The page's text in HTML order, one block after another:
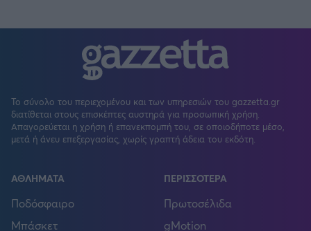
Το σύνολο του περιεχομένου και των υπηρεσιών του gazzetta.gr
διατίθεται στους επισκέπτες αυστηρά για προσωπική χρήση.
Απαγορεύεται η χρήση ή επανεκπομπή του, σε οποιοδήποτε μέσο,
μετά ή άνευ επεξεργασίας, χωρίς γραπτή άδεια του εκδότη.
ΑΘΛΗΜΑΤΑ
Ποδόσφαιρο
Μπάσκετ
ΠΕΡΙΣΣΟΤΕΡΑ
Πρωτοσέλιδα
gMotion